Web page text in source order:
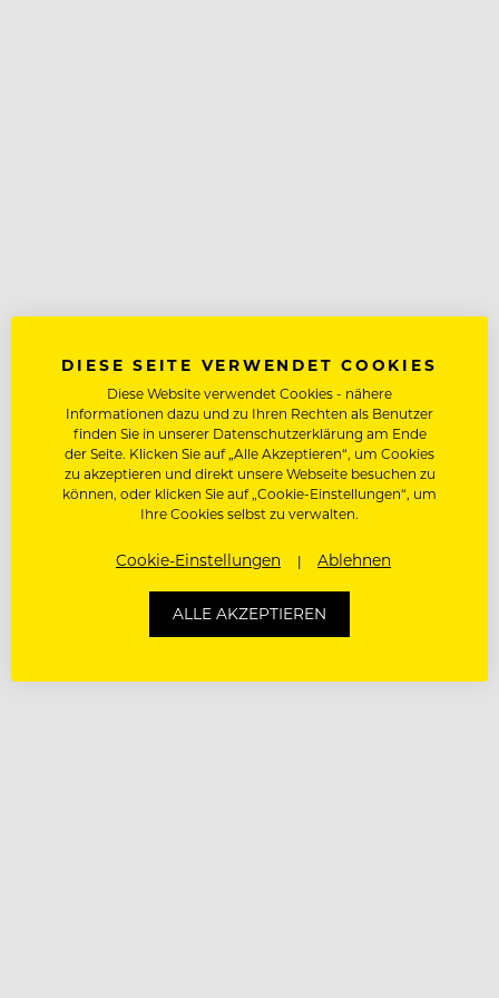
DIESE SEITE VERWENDET COOKIES
Diese Website verwendet Cookies - nähere
Informationen dazu und zu Ihren Rechten als Benutzer
finden Sie in unserer Datenschutzerklärung am Ende
der Seite. Klicken Sie auf „Alle Akzeptieren“, um Cookies
zu akzeptieren und direkt unsere Webseite besuchen zu
können, oder klicken Sie auf „Cookie-Einstellungen“, um
Ihre Cookies selbst zu verwalten.
Cookie-Einstellungen Ablehnen
ALLE AKZEPTIEREN